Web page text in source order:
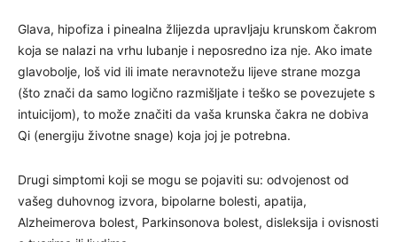
Glava, hipofiza i pinealna žlijezda upravljaju krunskom čakrom
koja se nalazi na vrhu lubanje i neposredno iza nje. Ako imate
glavobolje, loš vid ili imate neravnotežu lijeve strane mozga
(što znači da samo logično razmišljate i teško se povezujete s
intuicijom), to može značiti da vaša krunska čakra ne dobiva
Qi (energiju životne snage) koja joj je potrebna.
Drugi simptomi koji se mogu se pojaviti su: odvojenost od
vašeg duhovnog izvora, bipolarne bolesti, apatija,
Alzheimerova bolest, Parkinsonova bolest, disleksija i ovisnosti